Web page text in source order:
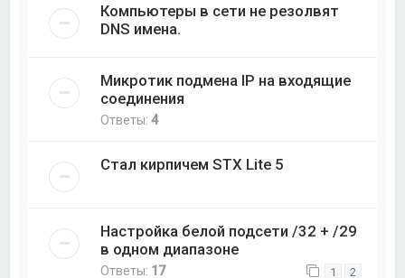
Компьютеры в сети не резолвят
DNS имена.
Микротик подмена IP на входящие
соединения
Ответы:4
Стал кирпичем STX Lite 5
Настройка белой подсети /32 + /29
в одном диапазоне
Ответы: 17 1 2